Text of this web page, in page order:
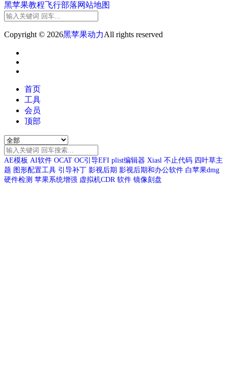
黑苹果教程飞行部落网站地图
Copyright © 2026黑苹果动力All rights reserved
首页
工具
会员
顶部
AE模板 AI软件 OCAT OC引导EFI plist编辑器 Xiasl 不止代码 四叶草主
题 图形配置工具 引导补丁 影视后期 影视后期和办公软件 白苹果dmg
硬件检测 苹果系统增强 虚拟机CDR 软件 镜像刻盘